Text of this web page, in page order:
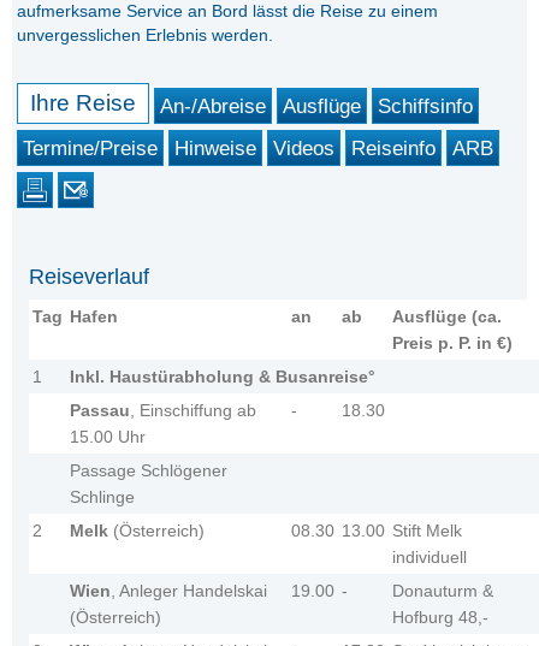
aufmerksame Service an Bord lässt die Reise zu einem
unvergesslichen Erlebnis werden.
Ihre Reise An-/Abreise Ausflüge
Schiffsinfo
Termine/Preise
Hinweise Videos Reiseinfo ARB
Reiseverlauf
Tag Hafen an ab
Ausflüge (ca.
Preis p. P. in €)
1
Inkl. Haustürabholung & Busanreise°
Passau, Einschiffung ab
15.00 Uhr
- 18.30
Passage Schlögener
Schlinge
2
Melk (Österreich) 08.30 13.00 Stift Melk
individuell
Wien, Anleger Handelskai
(Österreich)
19.00 -
Donauturm &
Hofburg 48,-